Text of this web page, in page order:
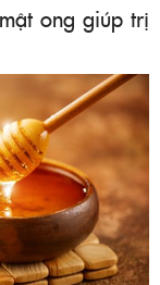
ong giúp trị